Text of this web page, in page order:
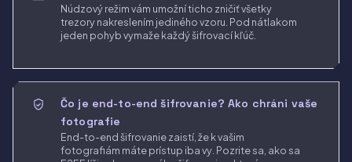
Núdzový režim vám umožní ticho zničiť všetky
trezory nakreslením jediného vzoru. Pod nátlakom
jeden pohyb vymaže každý šifrovací kľúč.
Čo je end-to-end šifrovanie? Ako chráni vaše
fotografie
End-to-end šifrovanie zaistí, že k vašim
fotografiám máte prístup iba vy. Pozrite sa, ako sa